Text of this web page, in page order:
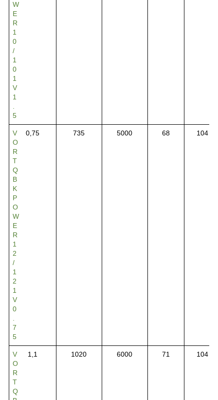
W
E
R
1
0
/
1
0
1
V
1
5
V
O
R
T
Q
B
K
P
O
W
E
R
1
2
/
1
2
1
V
0
7
5
0,75 735 5000 68 104
V
O
R
T
Q
1,1 1020 6000 71 104